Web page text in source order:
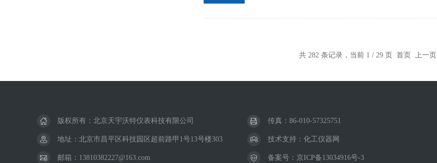
共 282 条记录，当前 1 / 29 页 首页 上一页
版权所有：北京天宇沃特仪表科技有限公司 传真：86-010-57325751
地址：北京市昌平区科技园区超前路甲1号13号楼303 技术支持： 化工仪器网
邮箱：13810382227@163.com 备案号： 京ICP备13034916号-3